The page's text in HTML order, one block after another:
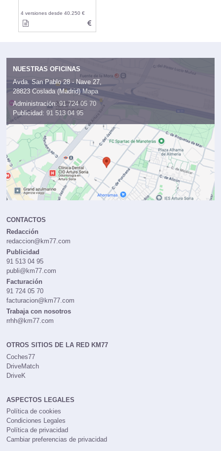
4 versiones desde 40.250 €
NUESTRAS OFICINAS
Avda. San Pablo 28 - Nave 27,
28823 Coslada (Madrid) Mapa
Administración: 91 724 05 70
Publicidad: 91 513 04 95
CONTACTOS
Redacción
redaccion@km77.com
Publicidad
91 513 04 95
publi@km77.com
Facturación
91 724 05 70
facturacion@km77.com
Trabaja con nosotros
rrhh@km77.com
OTROS SITIOS DE LA RED KM77
Coches77
DriveMatch
DriveK
ASPECTOS LEGALES
Política de cookies
Condiciones Legales
Política de privacidad
Cambiar preferencias de privacidad